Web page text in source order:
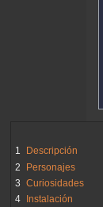
1
Descripción
2
Personajes
3 Curiosidades
4
Instalación